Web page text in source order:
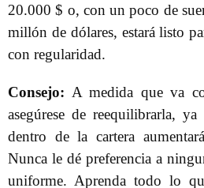
20.000 $ o, con un poco de
millón de dólares, estará listo
con regularidad.
Consejo: A medida que va
asegúrese de reequilibrarla,
dentro de la cartera
Nunca le dé preferencia a
uniforme. Aprenda todo lo